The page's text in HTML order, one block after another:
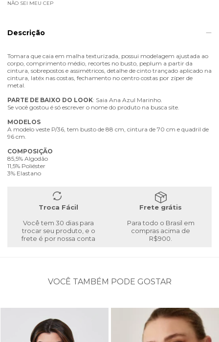
NÃO SEI MEU CEP
Descrição
Tomara que caia em malha texturizada, possui modelagem ajustada ao
corpo, comprimento médio, recortes no busto, peplum a partir da
cintura, sobrepostos e assimétricos, detalhe de cinto trançado aplicado na
cintura, latéx nas costas, fechamento no centro costas por zíper de
metal.
PARTE DE BAIXO DO LOOK: Saia Ana Azul Marinho.
Se você gostou é só escrever o nome do produto na busca site.
MODELOS
A modelo veste P/36, tem busto de 88 cm, cintura de 70 cm e quadril de
96 cm.
COMPOSIÇÃO
85,5% Algodão
11,5% Poliéster
3% Elastano
Troca Fácil
Você tem 30 dias para
trocar seu produto, e o
frete é por nossa conta
Frete grátis
Para todo o Brasil em
compras acima de
R$900.
VOCÊ TAMBÉM PODE GOSTAR